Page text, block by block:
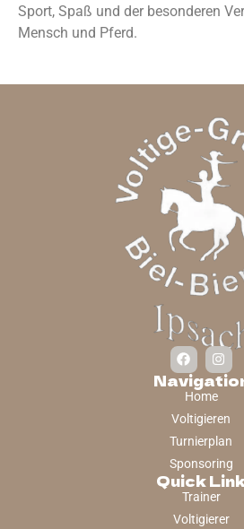
Sport, Spaß und der besonderen
Mensch und Pferd.
Home
Voltigieren
Turnierplan
Sponsoring
Quick
Trainer
Voltigierer